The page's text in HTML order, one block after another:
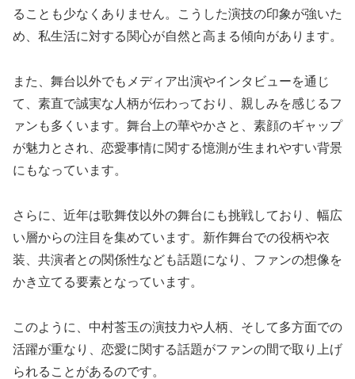
ることも少なくありません。こうした演技の印象が強いた
め、私生活に対する関心が自然と高まる傾向があります。
また、舞台以外でもメディア出演やインタビューを通じ
て、素直で誠実な人柄が伝わっており、親しみを感じるフ
ァンも多くいます。舞台上の華やかさと、素顔のギャップ
が魅力とされ、恋愛事情に関する憶測が生まれやすい背景
にもなっています。
さらに、近年は歌舞伎以外の舞台にも挑戦しており、幅広
い層からの注目を集めています。新作舞台での役柄や衣
装、共演者との関係性なども話題になり、ファンの想像を
かき立てる要素となっています。
このように、中村莟玉の演技力や人柄、そして多方面での
活躍が重なり、恋愛に関する話題がファンの間で取り上げ
られることがあるのです。